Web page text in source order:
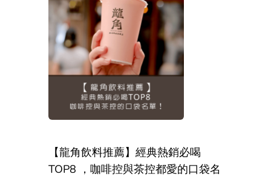
【龍角飲料推薦】經典熱銷必喝
TOP8 ，咖啡控與茶控都愛的口袋名